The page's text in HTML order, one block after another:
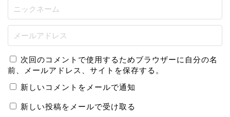
次回のコメントで使用するためブラウザーに自分の名
前、メールアドレス、サイトを保存する。
新しいコメントをメールで通知
新しい投稿をメールで受け取る